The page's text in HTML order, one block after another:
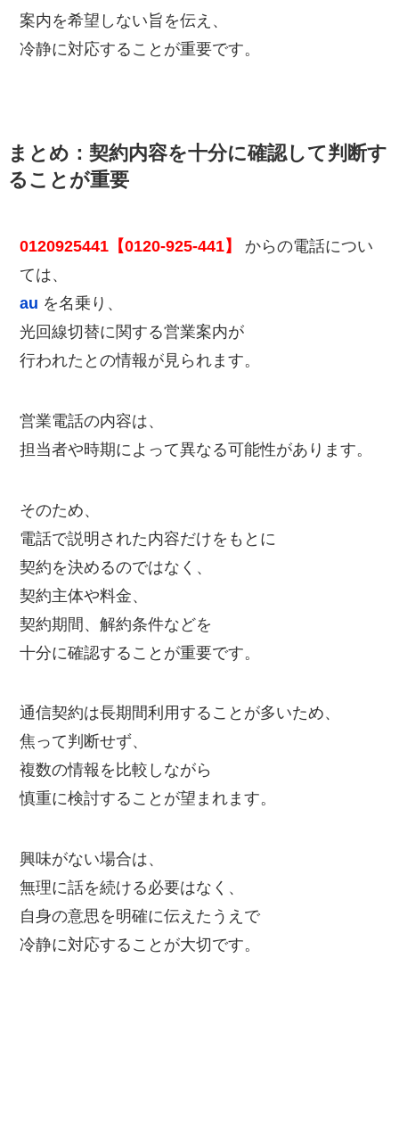
案内を希望しない旨を伝え、
冷静に対応することが重要です。
まとめ：契約内容を十分に確認して判断す
ることが重要
0120925441【0120-925-441】
からの電話につい
ては、
au を名乗り、
光回線切替に関する営業案内が
行われたとの情報が見られます。
営業電話の内容は、
担当者や時期によって異なる可能性があります。
そのため、
電話で説明された内容だけをもとに
契約を決めるのではなく、
契約主体や料金、
契約期間、解約条件などを
十分に確認することが重要です。
通信契約は長期間利用することが多いため、
焦って判断せず、
複数の情報を比較しながら
慎重に検討することが望まれます。
興味がない場合は、
無理に話を続ける必要はなく、
自身の意思を明確に伝えたうえで
冷静に対応することが大切です。